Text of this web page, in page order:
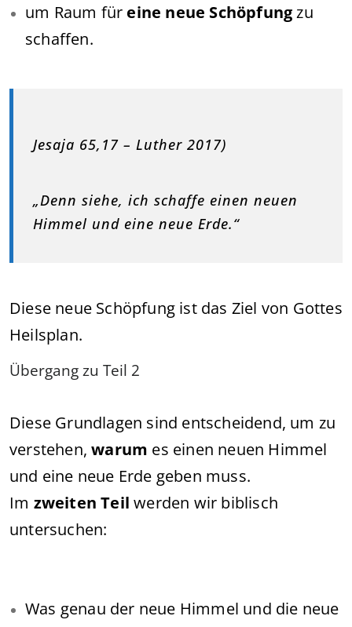
um Raum für eine neue Schöpfungzu
schaffen.
Jesaja 65,17 – Luther 2017)
„Denn siehe, ich schaffe einen neuen
Himmel und eine neue Erde.“
Diese neue Schöpfung ist das Ziel von Gottes
Heilsplan.
Übergang zu Teil 2
Diese Grundlagen sind entscheidend, um zu
verstehen,warum es einen neuen Himmel
und eine neue Erde geben muss.
Im zweiten Teil werden wir biblisch
untersuchen:
Was genau der neue Himmel und die neue